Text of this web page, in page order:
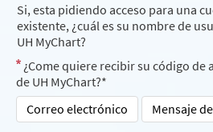
Si, esta pidiendo acceso para una
existente, ¿cuál es su nombre de
UH MyChart?
¿Come quiere recibir su código de
de UH MyChart?*
Correo electrónico
Mensaje